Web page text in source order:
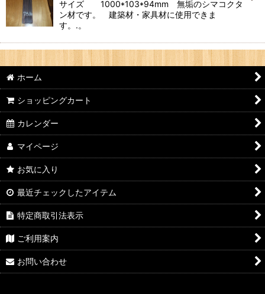
絞り込む
サイズ 1000*103*94mm 無垢のシマコクタ
ン材です。 建築材・家具材に使用できま
す。.。
ホーム
ショッピングカート
カレンダー
マイページ
お気に入り
最近チェックしたアイテム
特定商取引法表示
ご利用案内
お問い合わせ